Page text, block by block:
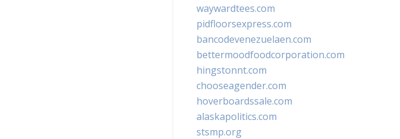
waywardtees.com
pidfloorsexpress.com
bancodevenezuelaen.com
bettermoodfoodcorporation.com
hingstonnt.com
chooseagender.com
hoverboardssale.com
alaskapolitics.com
stsmp.org